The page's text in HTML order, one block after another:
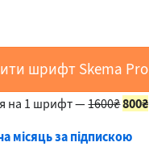
на 1 шрифт —1600₴800₴
місяць за підпискою